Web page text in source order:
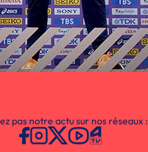
pas notre actu sur nos réseaux :